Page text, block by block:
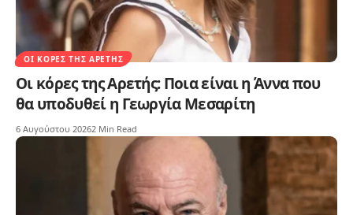
ΟΙ ΚΌΡΕΣ ΤΗΣ ΑΡΕΤΉΣ
Οι κόρες της Αρετής: Ποια είναι η Άννα που
θα υποδυθεί η Γεωργία Μεσαρίτη
6 Αυγούστου 20262 Min Read